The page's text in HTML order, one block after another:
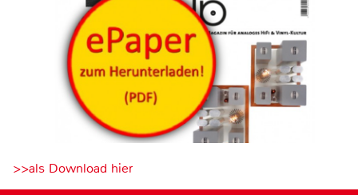
>>als Download hier